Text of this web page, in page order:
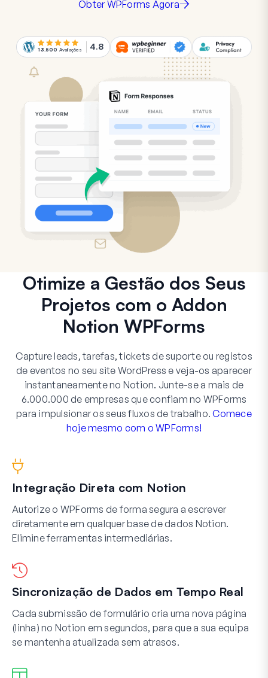
Obter WPForms Agora
13.500 Avaliações 4.8
Otimize a Gestão dos Seus
Projetos com o Addon
Notion WPForms
Capture leads, tarefas, tickets de suporte ou registos
de eventos no seu site WordPress e veja-os aparecer
instantaneamente no Notion. Junte-se a mais de
6.000.000 de empresas que confiam no WPForms
para impulsionar os seus fluxos de trabalho.Comece
hoje mesmo com o WPForms!
Integração Direta com Notion
Autorize o WPForms de forma segura a escrever
diretamente em qualquer base de dados Notion.
Elimine ferramentas intermediárias.
Sincronização de Dados em Tempo Real
Cada submissão de formulário cria uma nova página
(linha) no Notion em segundos, para que a sua equipa
se mantenha atualizada sem atrasos.